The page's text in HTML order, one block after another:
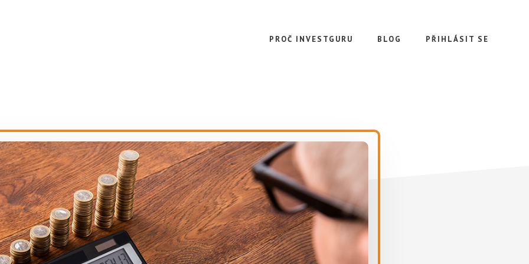
PROČ INVESTGURU BLOG PŘIHLÁSIT SE